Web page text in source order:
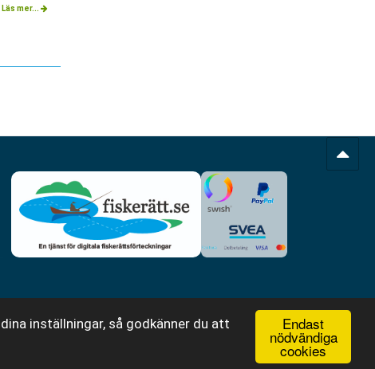
Endast
nödvändiga
cookies
inställningar, så godkänner du att
Läs mer...